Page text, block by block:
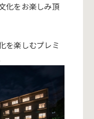
化をお楽しみ頂
を楽しむプレミ